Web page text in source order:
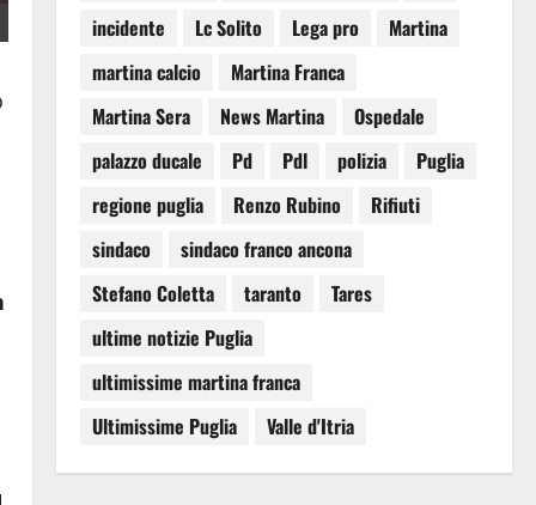
incidente
Lc Solito Lega pro
Martina
martina calcio
Martina Franca
Martina Sera
News Martina
Ospedale
palazzo ducale
Pd Pdl polizia
Puglia
regione puglia
Renzo Rubino
Rifiuti
sindaco
sindaco franco ancona
Stefano Coletta
taranto
Tares
ultime notizie Puglia
ultimissime martina franca
Ultimissime Puglia
Valle d'Itria